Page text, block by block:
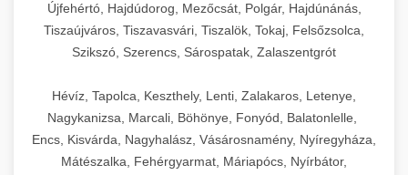
Újfehértó, Hajdúdorog, Mezőcsát, Polgár, Hajdúnánás,
Tiszaújváros, Tiszavasvári, Tiszalök, Tokaj, Felsőzsolca,
Szikszó, Szerencs, Sárospatak, Zalaszentgrót
Hévíz, Tapolca, Keszthely, Lenti, Zalakaros, Letenye,
Nagykanizsa, Marcali, Böhönye, Fonyód, Balatonlelle,
Encs, Kisvárda, Nagyhalász, Vásárosnamény, Nyíregyháza,
Mátészalka, Fehérgyarmat, Máriapócs, Nyírbátor,